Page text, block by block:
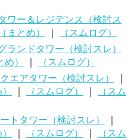
ー＆レジデンス（検討ス
（まとめ） ｜
（スムログ）
ンドタワー（検討スレ）
め） ｜
（スムログ）
エアタワー（検討スレ）
｜
｜ （スムログ） ｜
（スム
トタワー（検討スレ）
（スムログ）
（スム